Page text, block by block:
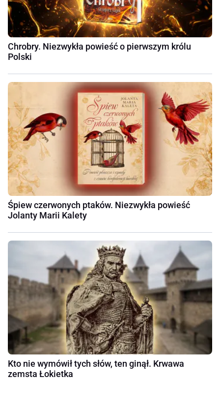
Chrobry. Niezwykła powieść o pierwszym królu
Polski
Śpiew czerwonych ptaków. Niezwykła powieść
Jolanty Marii Kalety
Kto nie wymówił tych słów, ten ginął. Krwawa
zemsta Łokietka